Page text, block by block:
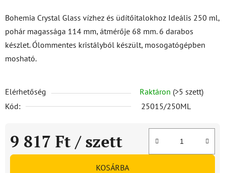
Bohemia Crystal Glass vízhez és üdítőitalokhoz Ideális 250 ml,
pohár magassága 114 mm, átmérője 68 mm. 6 darabos
készlet. Ólommentes kristályból készült, mosogatógépben
mosható.
Elérhetőség Raktáron (>5 szett)
Kód:
25015/250ML
9 817 Ft / szett
Egységár:
KOSÁRBA